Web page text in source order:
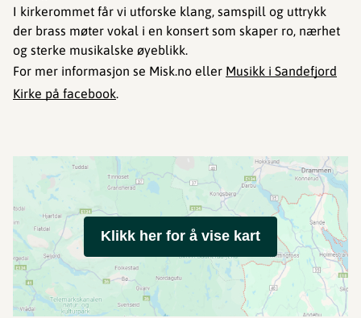
I kirkerommet får vi utforske klang, samspill og uttrykk
der brass møter vokal i en konsert som skaper ro, nærhet
og sterke musikalske øyeblikk.
For mer informasjon se Misk.no eller Musikk i Sandefjord
Kirke på facebook.
Klikk her for å vise kart